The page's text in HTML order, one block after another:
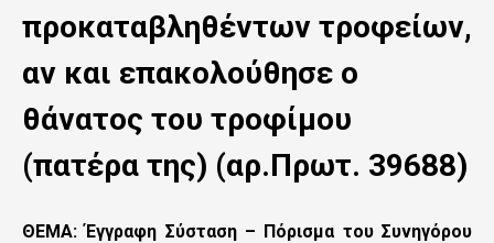
προκαταβληθέντων τροφείων,
αν και επακολούθησε ο
θάνατος του τροφίμου
(πατέρα της) (αρ.Πρωτ. 39688)
ΘΕΜΑ: Έγγραφη Σύσταση – Πόρισμα του Συνηγόρου